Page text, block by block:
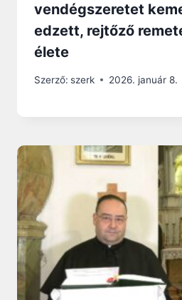
vendégszeretet
edzett, rejtőző
élete
Szerző: szerk 2026. január 8.